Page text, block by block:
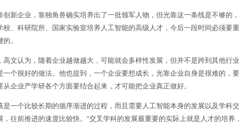
创新企业，靠独角兽确实培养出了一批领军人物，但光靠这一条线是不够的
校、科研院所、国家实验室培养人工智能的高级人才，今后一段时间必须要
。
高文认为，随着企业越做越大，可能就会多样性发展，但并不是跨到其他行
一个很好的做法。他也提到，一个企业要想成长，光靠企业自身是很难的，
企业产学研各个方面要结合起来，才可能把企业真正做好。
是一个比较长期的循序渐进的过程，而且需要人工智能本身的发展以及学科
往前推进的速度比较快。“交叉学科的发展最重要的实际上就是人才的培养